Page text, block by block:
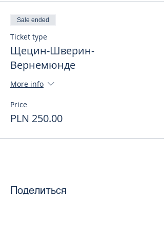
Sale ended
Ticket type
Щецин-Шверин-
Вернемюнде
More info
Price
PLN 250.00
Поделиться